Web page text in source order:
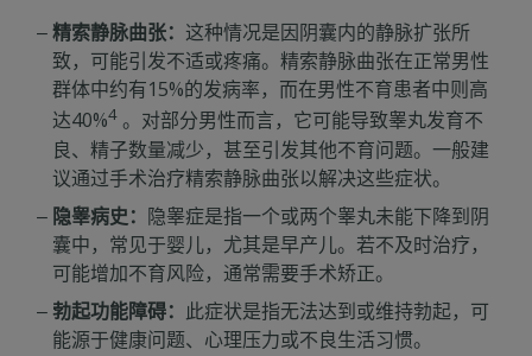
精索静脉曲张： 这种情况是因阴囊内的静脉扩张所
致，可能引发不适或疼痛。精索静脉曲张在正常男性
群体中约有15%的发病率，而在男性不育患者中则高
达40%4 。对部分男性而言，它可能导致睾丸发育不
良、精子数量减少，甚至引发其他不育问题。一般建
议通过手术治疗精索静脉曲张以解决这些症状。
隐睾病史： 隐睾症是指一个或两个睾丸未能下降到阴
囊中，常见于婴儿，尤其是早产儿。若不及时治疗，
可能增加不育风险，通常需要手术矫正。
勃起功能障碍： 此症状是指无法达到或维持勃起，可
能源于健康问题、心理压力或不良生活习惯。